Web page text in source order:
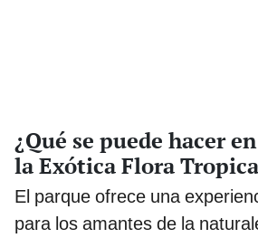
¿Qué se puede hacer
la Exótica Flora
El parque ofrece una
para los amantes de la